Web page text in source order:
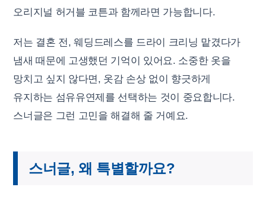
오리지널 허거블 코튼과 함께라면 가능합니다.
저는 결혼 전, 웨딩드레스를 드라이 크리닝 맡겼다가
냄새 때문에 고생했던 기억이 있어요. 소중한 옷을
망치고 싶지 않다면, 옷감 손상 없이 향긋하게
유지하는 섬유유연제를 선택하는 것이 중요합니다.
스너글은 그런 고민을 해결해 줄 거예요.
스너글, 왜 특별할까요?